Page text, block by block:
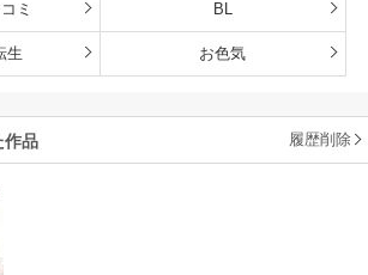
ミ BL
生 お色気
作品 履歴削除